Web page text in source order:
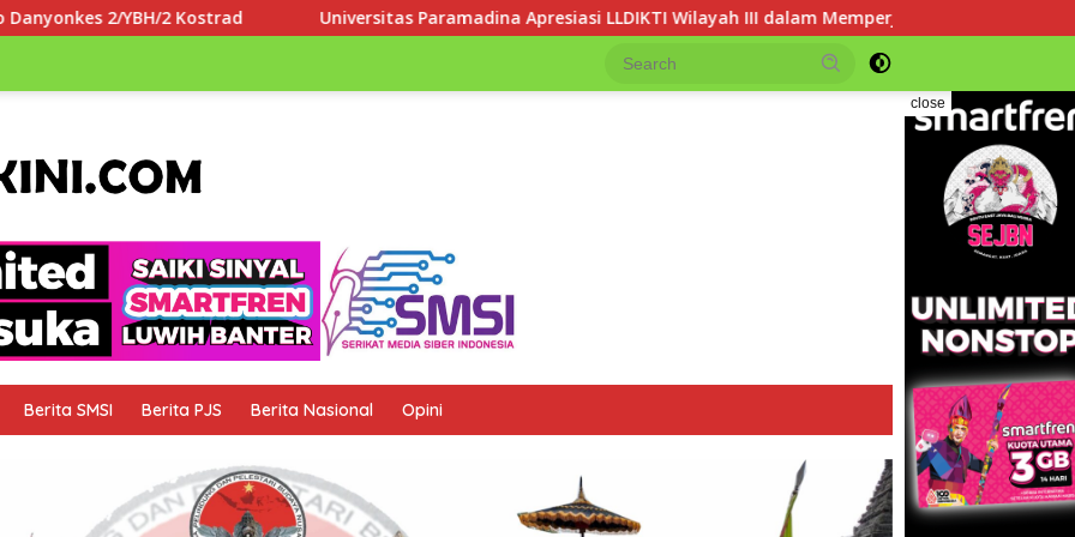
Universitas Paramadina Apresiasi LLDIKTI Wilayah III dalam Memperjuangkan Eksistensi Perguruan Tinggi Swasta
close
Berita SMSI Berita PJS Berita Nasional Opini